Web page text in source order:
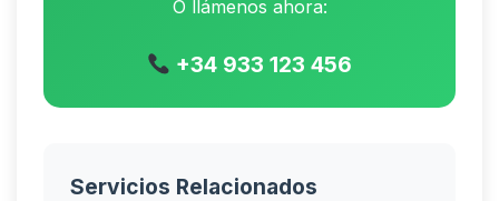
O llámenos ahora:
+34 933 123 456
Servicios Relacionados